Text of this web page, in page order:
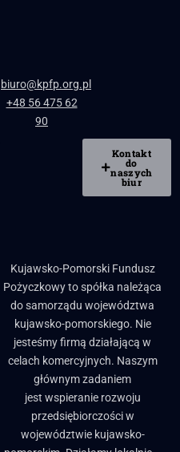
biuro@kpfp.org.pl
+48 56 475 62
90
Kontakt
do
naszych
biur
Kujawsko-Pomorski Fundusz
Pożyczkowy to spółka należąca
do samorządu województwa
kujawsko-pomorskiego. Nie
jesteśmy firmą działającą w
celach komercyjnych. Naszym
głównym zadaniem
jest wspieranie rozwoju
przedsiębiorczości w
województwie kujawsko-